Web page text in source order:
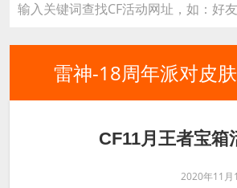
雷神-18周年派对皮肤
CF11月王者宝箱
2020年11月